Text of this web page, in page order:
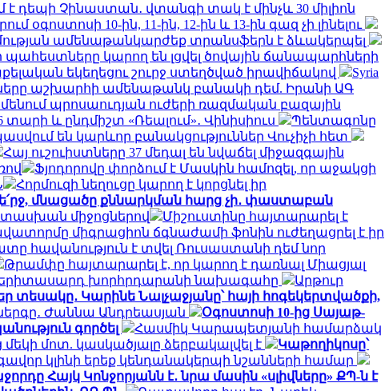
է դեպի Չինաստան․ վտանգի տակ է մինչև 30 միլիոն
10-ին, 11-ին, 12-ին և 13-ին գազ չի լինելու
ամենաթանկարժեք տրանսֆերն է ձևակերպել
կարող են լցվել ծովային ճանապարհների
եկեղեցու շուրջ ստեղծված իրավիճակով
Syria
աշխարհի ամենաթանկ բանակի դեմ. Իրանի ԱԳ
պրոսաուդյան ուժերի ռազմական բազային
տարի և ընդմիշտ «Ռեալում»․ Վինիսիուս
Պենտագոնը
են կարևոր բանակցություններ Վուչիչի հետ
Հայ ուշուիստները 37 մեդալ են նվաճել միջազգային
Ֆյոդորովը փորձում է Մասկին համոզել, որ աջակցի
Հորմուզի նեղուցը կարող է կորցնել իր
մնացածը քննարկման հարց չի․ փաստաբան
միջոցներով
Միշուստինը հայտարարել է
միգրացիոն ճգնաժամի ֆոնին ուժեղացրել է իր
հավանություն է տվել Ռուսաստանի դեմ նոր
Թրամփը հայտարարել է, որ կարող է դառնալ Միացյալ
խորհրդարանի նախագահը
Արթուր
տեսակը․ Կարինե Նալչաջյանը՝ հայի հոգեկերտվածքի,
Ժաննա Անդրեասյան
Օգոստոսի 10-ից Սայաթ-
գործել
Հասմիկ Կարապետյանի համարձակ
մոտ. կասկածյալը ձերբակալվել է
Կաթողիկոսը՝
կլինի երեք կենդանակերպի նշանների համար
Հայկ Կոնջորյանն է․ նրա մասին «սլիվները» ՔՊ-ն է